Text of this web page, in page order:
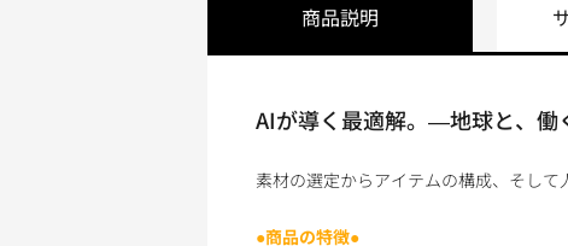
商品説明
AIが導く最適解。―地球と、働
素材の選定からアイテムの構成、そし
●商品の特徴●